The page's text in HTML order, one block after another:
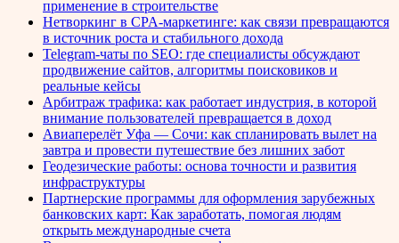
применение в строительстве
Нетворкинг в CPA-маркетинге: как связи превращаются
в источник роста и стабильного дохода
Telegram-чаты по SEO: где специалисты обсуждают
продвижение сайтов, алгоритмы поисковиков и
реальные кейсы
Арбитраж трафика: как работает индустрия, в которой
внимание пользователей превращается в доход
Авиаперелёт Уфа — Сочи: как спланировать вылет на
завтра и провести путешествие без лишних забот
Геодезические работы: основа точности и развития
инфраструктуры
Партнерские программы для оформления зарубежных
банковских карт: Как заработать, помогая людям
открыть международные счета